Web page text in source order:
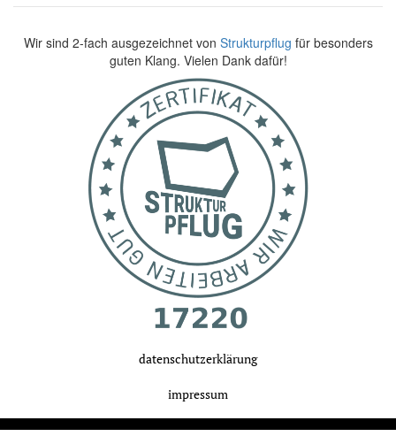
Wir sind 2-fach ausgezeichnet von Strukturpflug für besonders
guten Klang. Vielen Dank dafür!
datenschutzerklärung
impressum